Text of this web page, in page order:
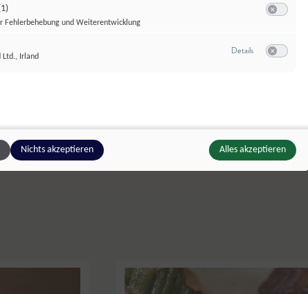
zum Genusstagebuch
Fehlerbehebung und Weiterentwicklung
Ltd., Irland
Detailszu Meta Pixel
Nichts akzeptieren Alles akzeptieren